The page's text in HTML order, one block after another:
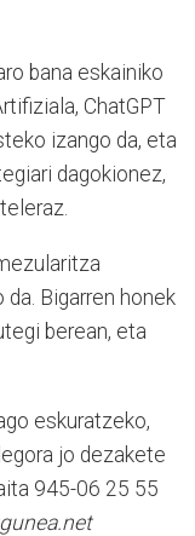
bana eskainiko
ChatGPT
izango da, eta
dagokionez,
Bigarren honek
berean, eta
eskuratzeko,
jo dezakete
945-06 25 55